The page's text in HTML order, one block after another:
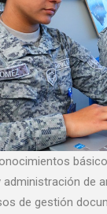
de
de gestión